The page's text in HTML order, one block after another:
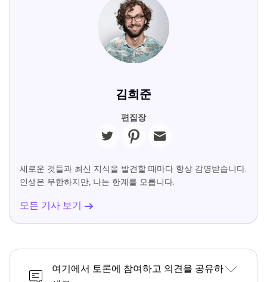
김희준
편집장
새로운 것들과 최신 지식을 발견할 때마다 항상 감명받습니다.
인생은 무한하지만, 나는 한계를 모릅니다.
모든 기사 보기
여기에서 토론에 참여하고 의견을 공유하